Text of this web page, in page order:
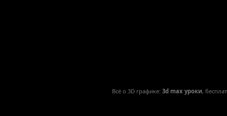
Всё о 3D графике: 3d max уроки,